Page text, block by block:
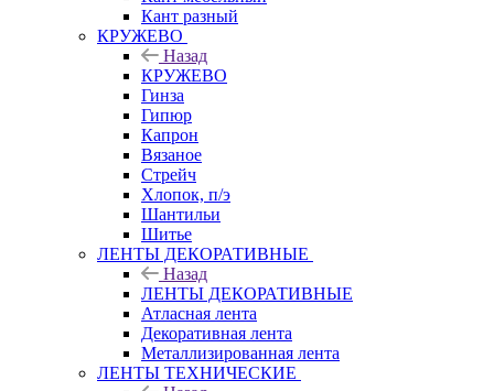
Кант разный
КРУЖЕВО
Назад
КРУЖЕВО
Гинза
Гипюр
Капрон
Вязаное
Стрейч
Хлопок, п/э
Шантильи
Шитье
ЛЕНТЫ ДЕКОРАТИВНЫЕ
Назад
ЛЕНТЫ ДЕКОРАТИВНЫЕ
Атласная лента
Декоративная лента
Металлизированная лента
ЛЕНТЫ ТЕХНИЧЕСКИЕ